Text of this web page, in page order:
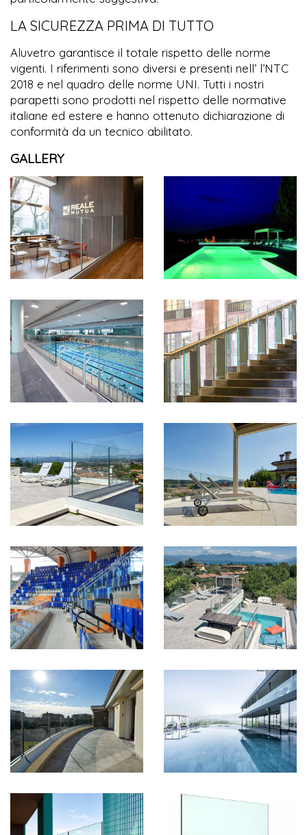
LA SICUREZZA PRIMA DI TUTTO
Aluvetro garantisce il totale rispetto delle norme
vigenti. I riferimenti sono diversi e presenti nell’ l’NTC
2018 e nel quadro delle norme UNI. Tutti i nostri
parapetti sono prodotti nel rispetto delle normative
italiane ed estere e hanno ottenuto dichiarazione di
conformità da un tecnico abilitato.
GALLERY